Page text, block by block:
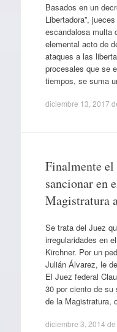
Basados en un
Libertadora”,
escandalosa multa
elemental acto de
ataques a las
procesales que se
tiempos, se suma
diciembre 13, 2017
Finalmente
sancionar en
Magistratura
Se trata del Juez
irregularidades en
Kirchner. Por un
Julián Álvarez, le
El Juez federal
30 por ciento de su
de la Magistratura,
diciembre 3, 2014 de